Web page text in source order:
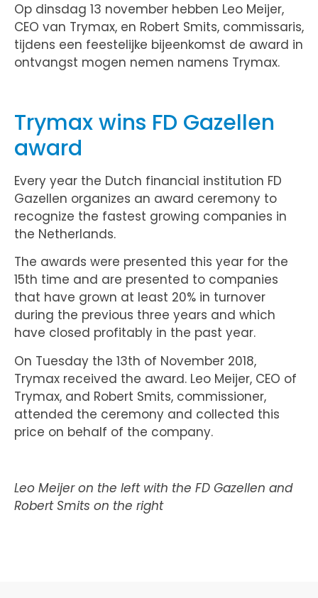
Op dinsdag 13 november hebben Leo Meijer,
CEO van Trymax, en Robert Smits, commissaris,
tijdens een feestelijke bijeenkomst de award in
ontvangst mogen nemen namens Trymax.
Trymax wins FD Gazellen
award
Every year the Dutch financial institution FD
Gazellen organizes an award ceremony to
recognize the fastest growing companies in
the Netherlands.
The awards were presented this year for the
15th time and are presented to companies
that have grown at least 20% in turnover
during the previous three years and which
have closed profitably in the past year.
On Tuesday the 13th of November 2018,
Trymax received the award. Leo Meijer, CEO of
Trymax, and Robert Smits, commissioner,
attended the ceremony and collected this
price on behalf of the company.
Leo Meijer on the left with the FD Gazellen and
Robert Smits on the right